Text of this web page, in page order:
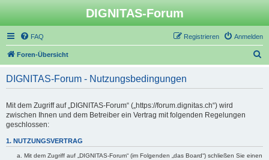
DIGNITAS-Forum
FAQ Anmelden
Registrieren
Foren-Übersicht
DIGNITAS-Forum - Nutzungsbedingungen
Mit dem Zugriff auf „DIGNITAS-Forum“ („https://forum.dignitas.ch“) wird
zwischen Ihnen und dem Betreiber ein Vertrag mit folgenden Regelungen
geschlossen:
1. NUTZUNGSVERTRAG
Mit dem Zugriff auf „DIGNITAS-Forum“ (im Folgenden „das Board“) schließen Sie einen